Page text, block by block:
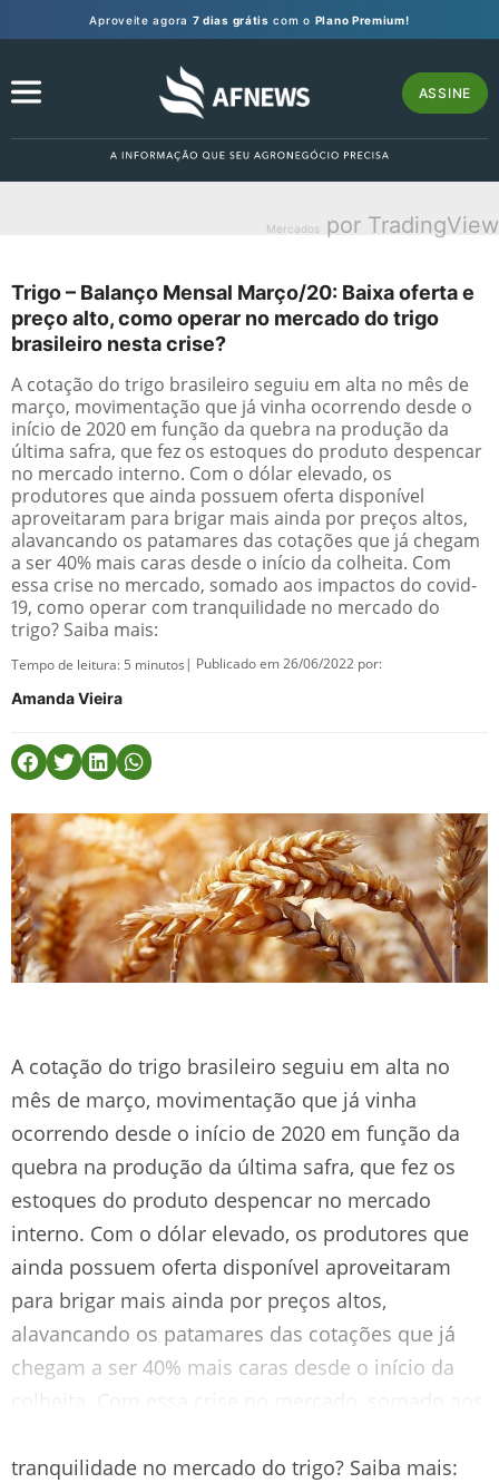
Aproveite agora 7 dias grátis com o Plano Premium!
ASSINE
Mercados por TradingView
Trigo – Balanço Mensal Março/20: Baixa oferta e
preço alto, como operar no mercado do trigo
brasileiro nesta crise?
A cotação do trigo brasileiro seguiu em alta no mês de
março, movimentação que já vinha ocorrendo desde o
início de 2020 em função da quebra na produção da
última safra, que fez os estoques do produto despencar
no mercado interno. Com o dólar elevado, os
produtores que ainda possuem oferta disponível
aproveitaram para brigar mais ainda por preços altos,
alavancando os patamares das cotações que já chegam
a ser 40% mais caras desde o início da colheita. Com
essa crise no mercado, somado aos impactos do covid-
19, como operar com tranquilidade no mercado do
trigo? Saiba mais:
Tempo de leitura: 5 minutos | Publicado em 26/06/2022 por:
Amanda Vieira
A cotação do trigo brasileiro seguiu em alta no
mês de março, movimentação que já vinha
ocorrendo desde o início de 2020 em função da
quebra na produção da última safra, que fez os
estoques do produto despencar no mercado
interno. Com o dólar elevado, os produtores que
ainda possuem oferta disponível aproveitaram
para brigar mais ainda por preços altos,
alavancando os patamares das cotações que já
chegam a ser 40% mais caras desde o início da
colheita. Com essa crise no mercado, somado aos
tranquilidade no mercado do trigo? Saiba mais: